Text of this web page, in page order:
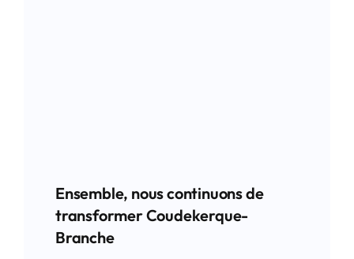
Ensemble, nous continuons de
transformer Coudekerque-
Branche